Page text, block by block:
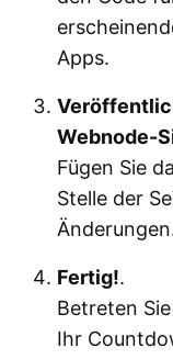
Apps.
Webnode-
Fügen Sie
Stelle der
Fertig!.
Betreten
Ihr